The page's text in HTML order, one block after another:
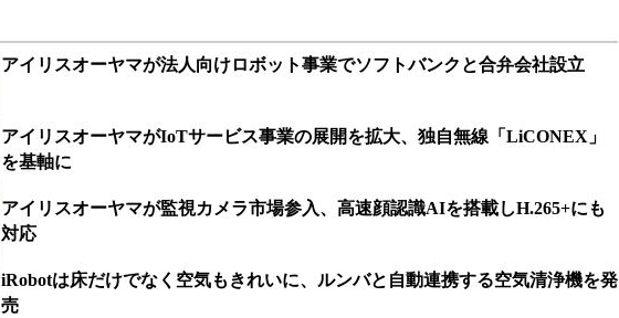
アイリスオーヤマが法人向けロボット事業でソフトバンクと合弁会社設立
アイリスオーヤマがIoTサービス事業の展開を拡大、独自無線「LiCONEX」
を基軸に
アイリスオーヤマが監視カメラ市場参入、高速顔認識AIを搭載しH.265+にも
対応
iRobotは床だけでなく空気もきれいに、ルンバと自動連携する空気清浄機を発
売